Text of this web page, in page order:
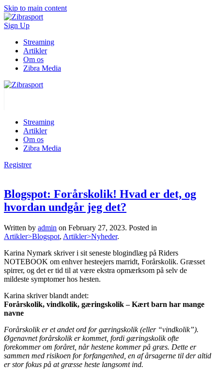
Skip to main content
Sign Up
Streaming
Artikler
Om os
Zibra Media
Streaming
Artikler
Om os
Zibra Media
Registrer
Blogspot: Forårskolik! Hvad er det, og
hvordan undgår jeg det?
Written by admin on February 27, 2023. Posted in
Artikler>Blogspot, Artikler>Nyheder.
Karina Nymark skriver i sit seneste blogindlæg på Riders
NOTEBOOK om enhver hesteejers marridt, Forårskolik. Græsset
spirrer, og det er tid til at være ekstra opmærksom på selv de
mildeste symptomer hos hesten.
Karina skriver blandt andet:
Forårskolik, vindkolik, gæringskolik – Kært barn har mange
navne
Forårskolik er et andet ord for gæringskolik (eller “vindkolik”).
Øgenavnet forårskolik er kommet, fordi gæringskolik ofte
forekommer om foråret, når hestene kommer på græs. Dette er
sammen med risikoen for forfangenhed, en af årsagerne til der altid
er stor fokus på at græsse heste langsomt ind.